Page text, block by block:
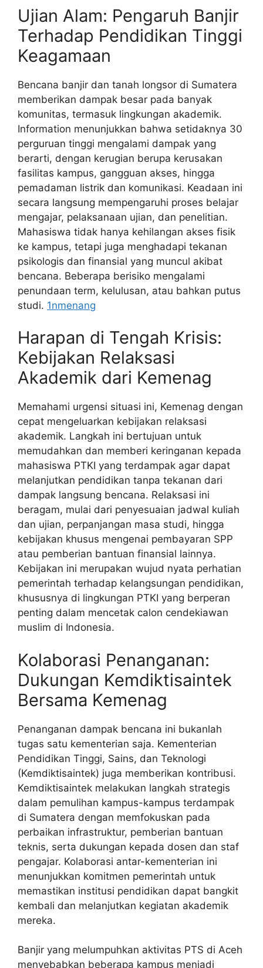
Ujian Alam: Pengaruh Banjir
Terhadap Pendidikan Tinggi
Keagamaan
Bencana banjir dan tanah longsor di Sumatera
memberikan dampak besar pada banyak
komunitas, termasuk lingkungan akademik.
Information menunjukkan bahwa setidaknya 30
perguruan tinggi mengalami dampak yang
berarti, dengan kerugian berupa kerusakan
fasilitas kampus, gangguan akses, hingga
pemadaman listrik dan komunikasi. Keadaan ini
secara langsung mempengaruhi proses belajar
mengajar, pelaksanaan ujian, dan penelitian.
Mahasiswa tidak hanya kehilangan akses fisik
ke kampus, tetapi juga menghadapi tekanan
psikologis dan finansial yang muncul akibat
bencana. Beberapa berisiko mengalami
penundaan term, kelulusan, atau bahkan putus
studi. 1nmenang
Harapan di Tengah Krisis:
Kebijakan Relaksasi
Akademik dari Kemenag
Memahami urgensi situasi ini, Kemenag dengan
cepat mengeluarkan kebijakan relaksasi
akademik. Langkah ini bertujuan untuk
memudahkan dan memberi keringanan kepada
mahasiswa PTKI yang terdampak agar dapat
melanjutkan pendidikan tanpa tekanan dari
dampak langsung bencana. Relaksasi ini
beragam, mulai dari penyesuaian jadwal kuliah
dan ujian, perpanjangan masa studi, hingga
kebijakan khusus mengenai pembayaran SPP
atau pemberian bantuan finansial lainnya.
Kebijakan ini merupakan wujud nyata perhatian
pemerintah terhadap kelangsungan pendidikan,
khususnya di lingkungan PTKI yang berperan
penting dalam mencetak calon cendekiawan
muslim di Indonesia.
Kolaborasi Penanganan:
Dukungan Kemdiktisaintek
Bersama Kemenag
Penanganan dampak bencana ini bukanlah
tugas satu kementerian saja. Kementerian
Pendidikan Tinggi, Sains, dan Teknologi
(Kemdiktisaintek) juga memberikan kontribusi.
Kemdiktisaintek melakukan langkah strategis
dalam pemulihan kampus-kampus terdampak
di Sumatera dengan memfokuskan pada
perbaikan infrastruktur, pemberian bantuan
teknis, serta dukungan kepada dosen dan staf
pengajar. Kolaborasi antar-kementerian ini
menunjukkan komitmen pemerintah untuk
memastikan institusi pendidikan dapat bangkit
kembali dan melanjutkan kegiatan akademik
mereka.
Banjir yang melumpuhkan aktivitas PTS di Aceh
menyebabkan beberapa kampus menjadi